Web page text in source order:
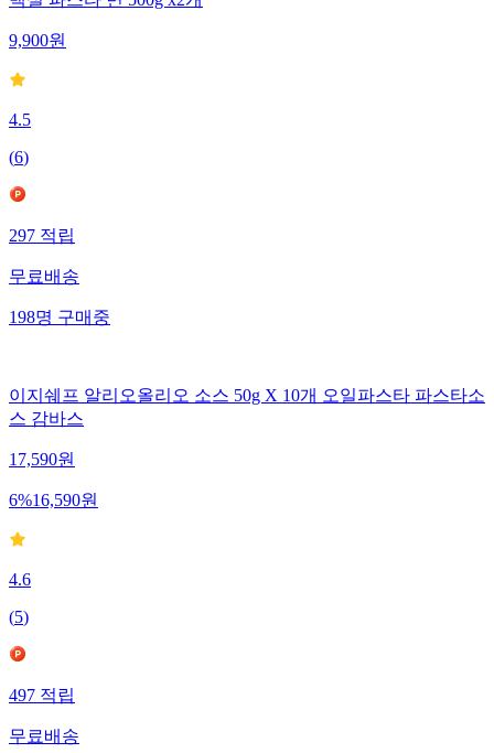
9,900원
4.5
(6)
297적립
무료배송
198명구매중
이지쉐프 알리오올리오 소스 50g X 10개 오일파스타 파스타소
스 감바스
17,590원
6%16,590원
4.6
(5)
497적립
무료배송